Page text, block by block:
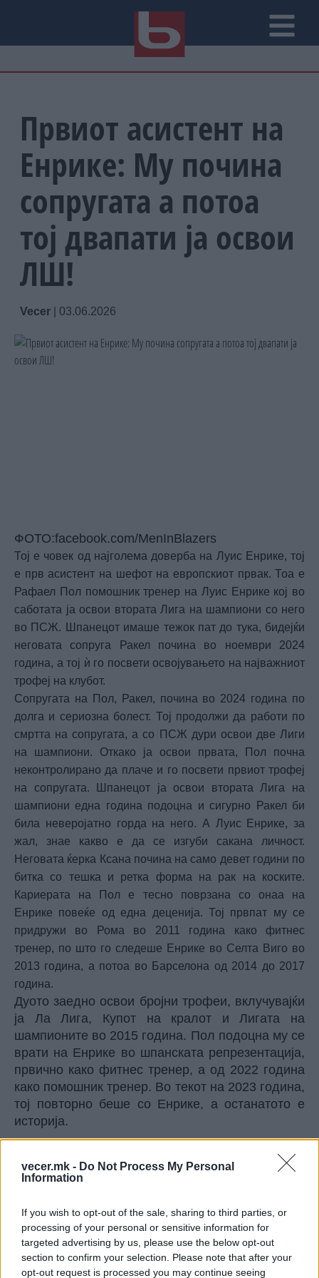
vecer.mk - Do Not Process My Personal
Information
If you wish to opt-out of the sale, sharing to third parties, or
processing of your personal or sensitive information for
targeted advertising by us, please use the below opt-out
section to confirm your selection. Please note that after your
opt-out request is processed you may continue seeing
Првиот асистент на
Енрике: Му почина
сопругата а потоа
тој двапати ја освои
ЛШ!
Vecer 03.06.2026
ФОТО:facebook.com/MenInBlazers
Тој е човек од најголема доверба на Луис Енрике, тој
е прв асистент на шефот на европскиот првак. Тоа е
Рафаел Пол помошник тренер на Луис Енрике кој во
саботата ја освои втората Лига на шампиони со него
во ПСЖ. Шпанецот имаше тежок пат до тука, бидејќи
неговата сопруга Ракел почина во ноември 2024
година, а тој ѝ го посвети освојувањето на најважниот
трофеј на клубот.
Сопругата на Пол, Ракел, почина во 2024 година по
долга и сериозна болест. Тој продолжи да работи по
смртта на сопругата, а со ПСЖ дури освои две Лиги
на шампиони. Откако ја освои првата, Пол почна
неконтролирано да плаче и го посвети првиот трофеј
на сопругата. Шпанецот ја освои втората Лига на
шампиони една година подоцна и сигурно Ракел би
била неверојатно горда на него. А Луис Енрике, за
жал, знае какво е да се изгуби сакана личност.
Неговата ќерка Ксана почина на само девет години по
битка со тешка и ретка форма на рак на коските.
Кариерата на Пол е тесно поврзана со онаа на
Енрике повеќе од една деценија. Тој првпат му се
придружи во Рома во 2011 година како фитнес
тренер, по што го следеше Енрике во Селта Виго во
2013 година, а потоа во Барселона од 2014 до 2017
година.
Дуото заедно освои бројни трофеи, вклучувајќи
ја Ла Лига, Купот на кралот и Лигата на
шампионите во 2015 година. Пол подоцна му се
врати на Енрике во шпанската репрезентација,
првично како фитнес тренер, а од 2022 година
како помошник тренер. Во текот на 2023 година,
тој повторно беше со Енрике, а останатото е
историја.
sportmedia.mk
© Vecer.mk, правата за текстот се на редакцијата
УЕФА за Инфантино: Бојкотот и
натаму е опција, извинувањето
не е доволно!